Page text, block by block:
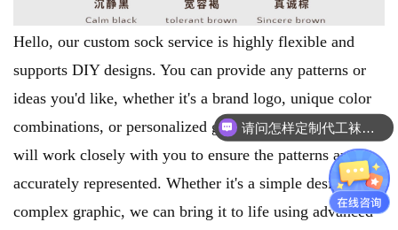
Hello, our custom sock service is highly flexible and
supports DIY designs. You can provide any patterns or
ideas you'd like, whether it's a brand logo, unique color
combinations, or personalized graphics. Our design team
will work closely with you to ensure the patterns are
accurately represented. Whether it's a simple design or a
complex graphic, we can bring it to life using advanced
袜子个性定制看这里就可以了！